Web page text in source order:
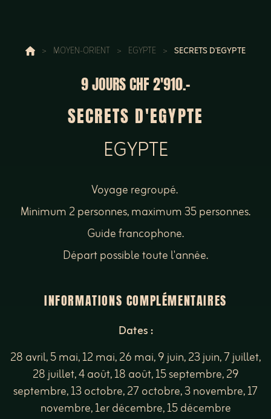
> MOYEN-ORIENT > EGYPTE > SECRETS D'EGYPTE
9 JOURSCHF 2'910.-
SECRETS D'EGYPTE
EGYPTE
Voyage regroupé.
Minimum 2 personnes, maximum 35 personnes.
Guide francophone.
Départ possible toute l'année.
INFORMATIONS COMPLÉMENTAIRES
Dates :
28 avril, 5 mai, 12 mai, 26 mai, 9 juin, 23 juin, 7 juillet,
28 juillet, 4 août, 18 août, 15 septembre, 29
septembre, 13 octobre, 27 octobre, 3 novembre, 17
novembre, 1er décembre, 15 décembre